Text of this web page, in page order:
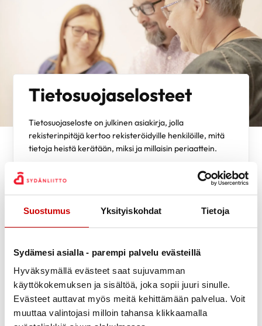
Suostumus Yksityiskohdat Tietoja
Sydämesi asialla - parempi palvelu evästeillä
Hyväksymällä evästeet saat sujuvamman
käyttökokemuksen ja sisältöä, joka sopii juuri sinulle.
Evästeet auttavat myös meitä kehittämään palvelua. Voit
muuttaa valintojasi milloin tahansa klikkaamalla
Tietosuojaselosteet
Tietosuojaseloste on julkinen asiakirja, jolla
rekisterinpitäjä kertoo rekisteröidyille henkilöille, mitä
tietoja heistä kerätään, miksi ja millaisin periaattein.
tälle sivulle.
Satakunnan Sydänpiiri ry
Antinkatu 9 B 26, 28100 Pori
02 6411 406
toimisto.satakunta@sydan.fi
Yhteyshenkilö rekisteriä koskevissa asioissa
Susanna Lehtimäki